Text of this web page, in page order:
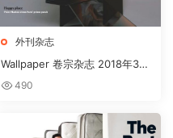
外刊杂志
Wallpaper 卷宗杂志 2018年3月
刊 490